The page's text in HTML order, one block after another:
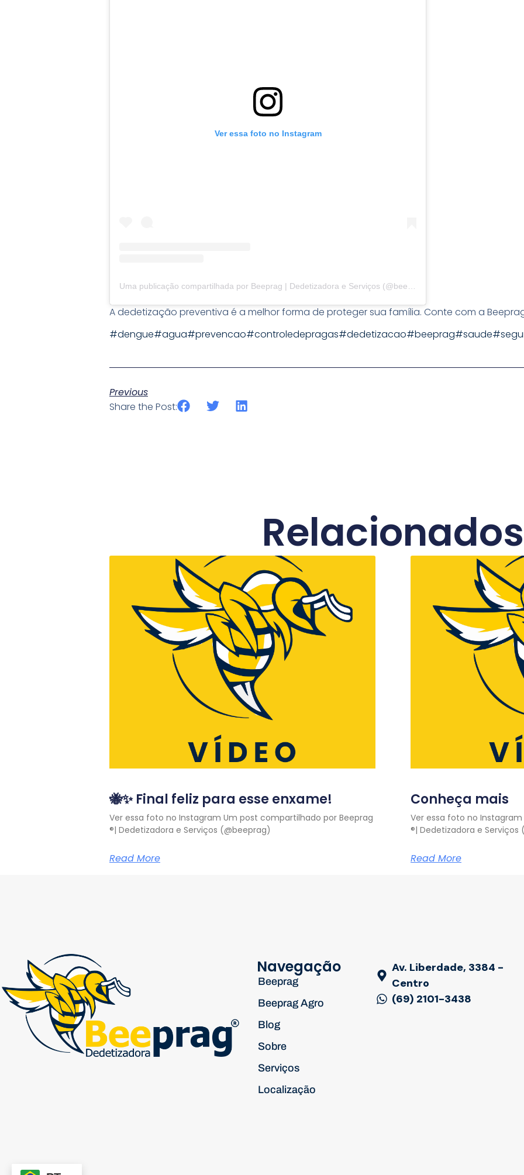
Ver essa foto no Instagram
A dedetização preventiva é a melhor forma de proteger sua família. Conte com a
#dengue#agua#prevencao#controledepragas#dedetizacao#beeprag#saude
Previous
Share the Post:
Relacionados
🐝✨ Final feliz para esse enxame!
Ver essa foto no Instagram Um post compartilhado por Beeprag
®️| Dedetizadora e Serviços (@beeprag)
Read More
Conheça mais
Ver essa foto no
®️| Dedetizadora e Serviços
Read More
Navegação
Beeprag
Beeprag Agro
Blog
Sobre
Serviços
Localização
Av. Liberdade, 3384 -
Centro
(69) 2101-3438